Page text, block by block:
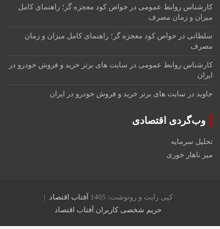
کارشناس روابط عمومی در خواص کود معجزه گر؛ راهنمای کامل
میزان و زمان مصرف
سلطانی در خواص کود معجزه گر؛ راهنمای کامل میزان و زمان
مصرف
کارشناس روابط عمومی در سایت های برتر خرید و فروش خودرو در
ایران
جاویددر سایت های برتر خرید و فروش خودرو در ایران
وب‌گردی اقتصادی
تحلیل سرمایه
میز ناهار خوری
کپی رایت و رونوشت: 1405
آفتاب اقتصاد
حریم شخصی کاربران آفتاب اقتصاد